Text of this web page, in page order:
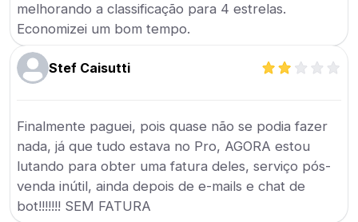
melhorando a classificação para 4 estrelas.
Economizei um bom tempo.
Stef Caisutti
Finalmente paguei, pois quase não se podia fazer
nada, já que tudo estava no Pro, AGORA estou
lutando para obter uma fatura deles, serviço pós-
venda inútil, ainda depois de e-mails e chat de
bot!!!!!!! SEM FATURA